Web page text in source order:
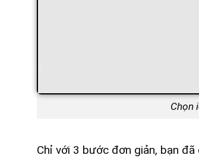
Chọn
Chỉ với 3 bước đơn giản, bạn